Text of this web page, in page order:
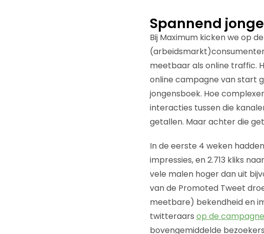
Spannend
Bij Maximum kicken we op
meetbaar als online traffic.
online campagne van start
jongensboek. Hoe
interacties tussen die
getallen. Maar achter die
In de eerste 4 weken
impressies, en 2.713 kliks
vele malen hoger dan uit
van de Promoted Tweet
meetbare) bekendheid en
twitteraars op de
bovengemiddelde